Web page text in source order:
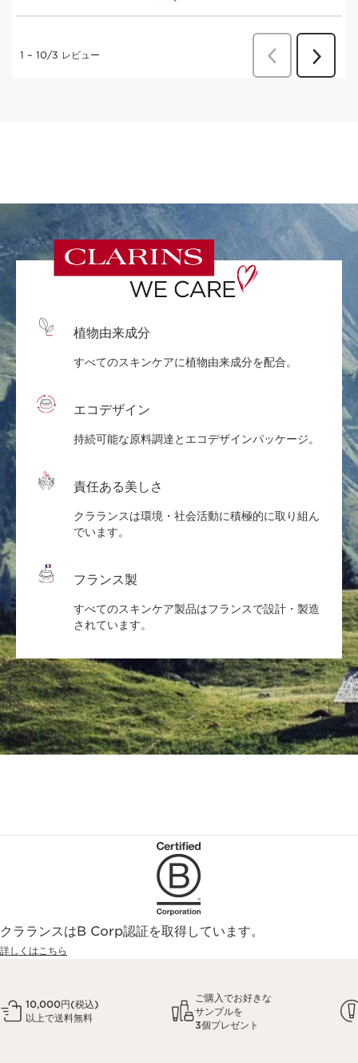
植物由来成分
すべてのスキンケアに植物由来成分を配合。
エコデザイン
持続可能な原料調達とエコデザインパッケージ。
責任ある美しさ
クラランスは環境・社会活動に積極的に取り組ん
でいます。
フランス製
すべてのスキンケア製品はフランスで設計・製造
されています。
クラランスはB Corp認証を取得しています。
詳しくはこちら
10,000円(税込)
以上で送料無料
ご購入でお好きな
サンプルを
3個プレゼント